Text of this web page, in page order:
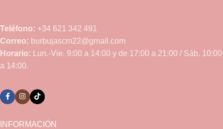
Teléfono: +34 621 342 491
Correo: burbujascm22@gmail.com
Horario: Lun.-Vie. 9:00 a 14:00 y de 17:00 a 21:00 / Sáb. 10:00
a 14:00.
INFORMACIÓN